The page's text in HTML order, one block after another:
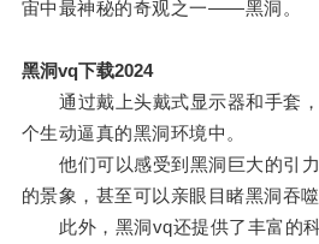
宙中最神秘的奇观之一——黑洞。
黑洞vq下载2024
通过戴上头戴式显示器和手套，
个生动逼真的黑洞环境中。
他们可以感受到黑洞巨大的引力
的景象，甚至可以亲眼目睹黑洞吞
此外，黑洞vq还提供了丰富的科